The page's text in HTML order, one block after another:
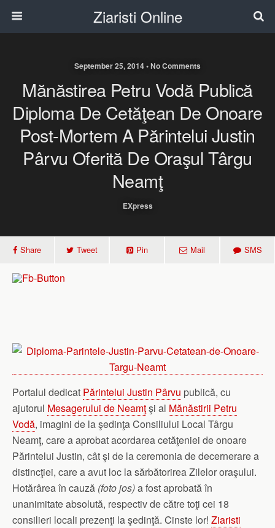
Ziaristi Online
September 25, 2014 • No Comments
Mănăstirea Petru Vodă Publică
Diploma De Cetăţean De Onoare
Post-Mortem A Părintelui Justin
Pârvu Oferită De Oraşul Târgu
Neamţ
EXpress
Share Tweet Pin Mail SMS
Portalul dedicat Părintelui Justin Pârvu publică, cu
ajutorul Mesagerului de Neamţşi al Mănăstirii Petru
Vodă, imagini de la şedinţa Consiliului Local Târgu
Neamţ, care a aprobat acordarea cetăţeniei de onoare
Părintelui Justin, cât şi de la ceremonia de decernerare a
distincţiei, care a avut loc la sărbătorirea Zilelor oraşului.
Hotărârea în cauză (foto jos)a fost aprobată în
unanimitate absolută, respectiv de către toţi cei 18
consilieri locali prezenţi la şedinţă. Cinste lor! Ziaristi